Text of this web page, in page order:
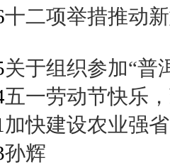
十二项举措推动
关于组织参加“普
五一劳动节快乐
加快建设农业强
孙辉